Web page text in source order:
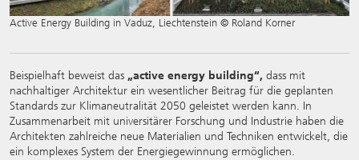
Active Energy Building in Vaduz, Liechtenstein © Roland Korner
Beispielhaft beweist das „active energy building“, dass mit
nachhaltiger Architektur ein wesentlicher Beitrag für die geplanten
Standards zur Klimaneutralität 2050 geleistet werden kann. In
Zusammenarbeit mit universitärer Forschung und Industrie haben die
Architekten zahlreiche neue Materialien und Techniken entwickelt, die
ein komplexes System der Energiegewinnung ermöglichen.